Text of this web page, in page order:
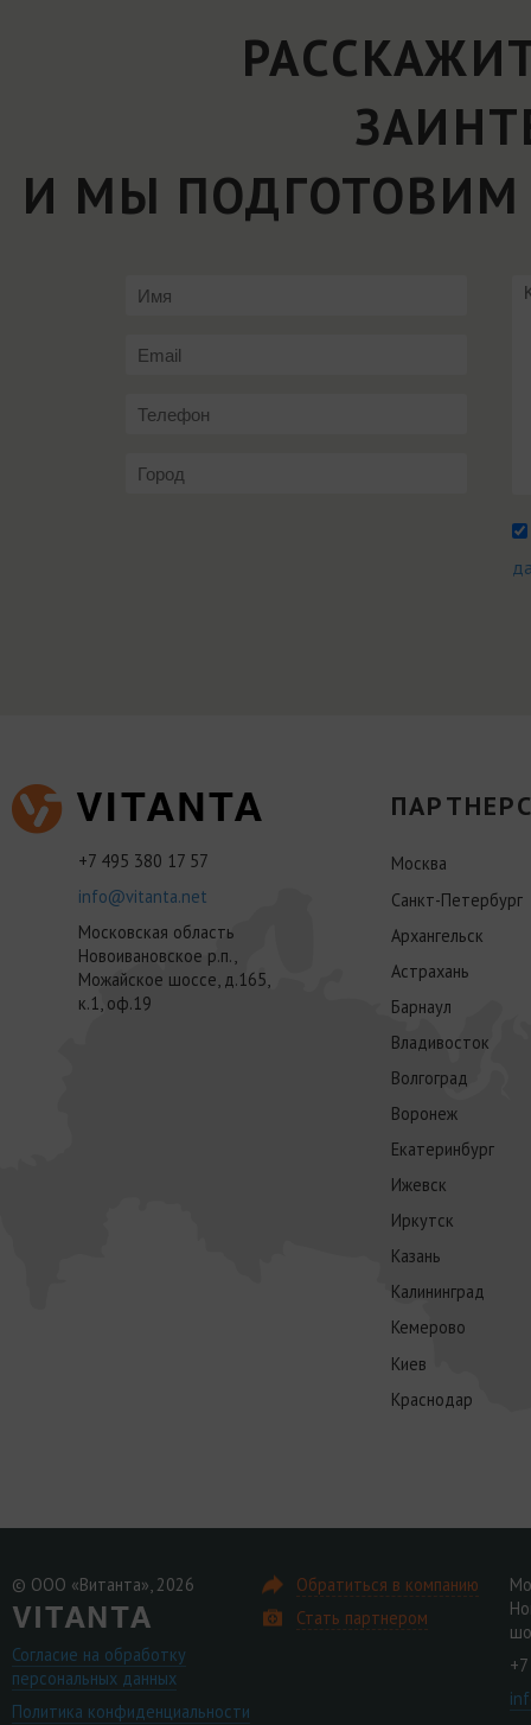
И МЫ ПОДГОТОВИМ
+7 495 380 17 57
info@vitanta.net
Московская область
Новоивановское р.п.,
Можайское шоссе, д.165,
к.1, оф.19
Москва
Санкт-Петербург
Архангельск
Астрахань
Барнаул
Владивосток
Волгоград
Воронеж
Екатеринбург
Ижевск
Иркутск
Казань
Калининград
Кемерово
Киев
Краснодар
© ООО «Витанта», 2026
Согласие на обработку
персональных данных
Политика конфиденциальности
Обратиться в компанию
Стать партнером